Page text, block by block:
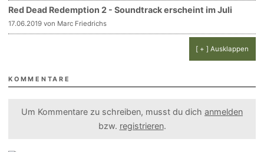
Red Dead Redemption 2 - Soundtrack erscheint im Juli
17.06.2019 von Marc Friedrichs
[ + ] Ausklappen
KOMMENTARE
Um Kommentare zu schreiben, musst du dich anmelden
bzw. registrieren.